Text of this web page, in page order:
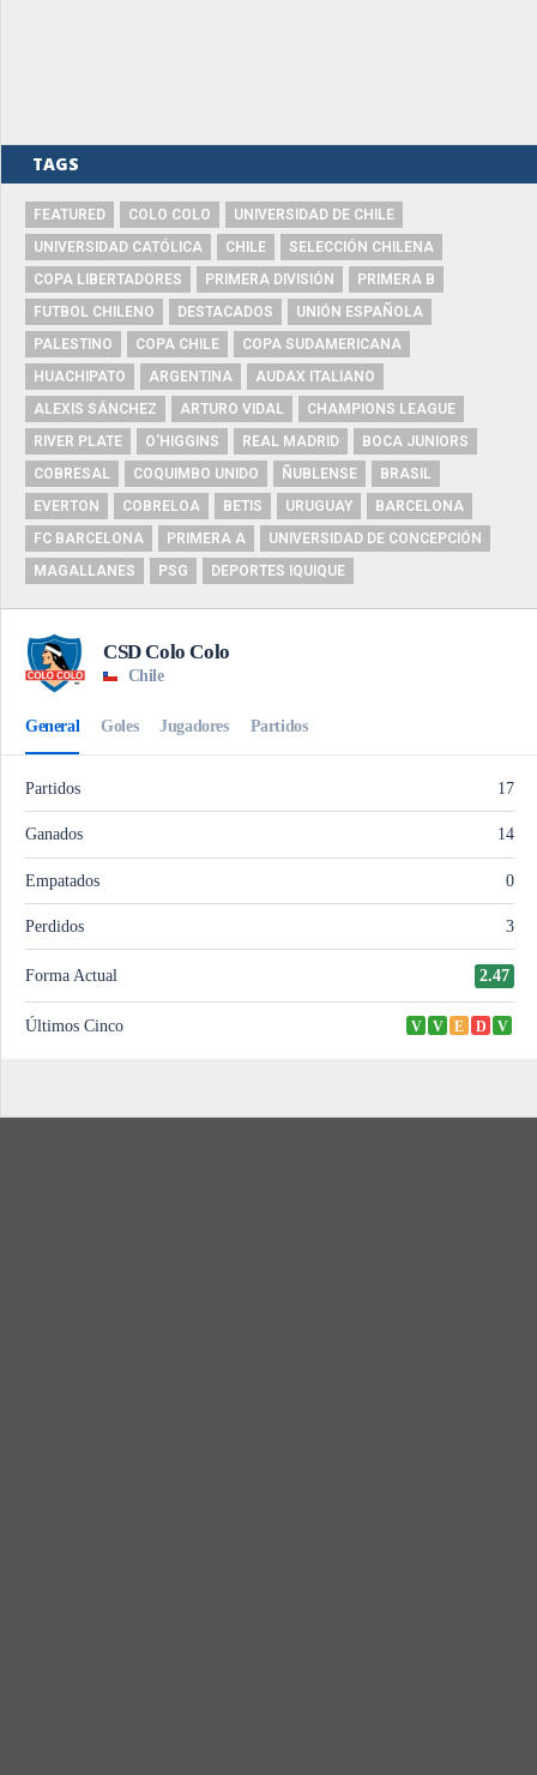
TAGS
FEATURED COLO COLO
UNIVERSIDAD DE CHILE
UNIVERSIDAD CATÓLICA
CHILE
SELECCIÓN CHILENA
COPA LIBERTADORES
PRIMERA DIVISIÓN
PRIMERA B
FUTBOL CHILENO
DESTACADOS
UNIÓN ESPAÑOLA
PALESTINO
COPA CHILE
COPA SUDAMERICANA
HUACHIPATO
ARGENTINA
AUDAX ITALIANO
ALEXIS SÁNCHEZ
ARTURO VIDAL
CHAMPIONS LEAGUE
RIVER PLATE
O'HIGGINS REAL MADRID
BOCA JUNIORS
COBRESAL
COQUIMBO UNIDO ÑUBLENSE
BRASIL
EVERTON
COBRELOA BETIS URUGUAY
BARCELONA
FC BARCELONA
PRIMERA A
UNIVERSIDAD DE CONCEPCIÓN
MAGALLANES
PSG DEPORTES IQUIQUE